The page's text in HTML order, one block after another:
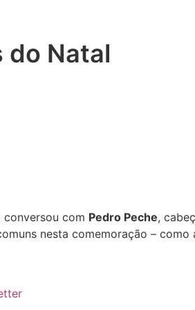
do Natal
conversou com Pedro Peche,
nesta comemoração – como